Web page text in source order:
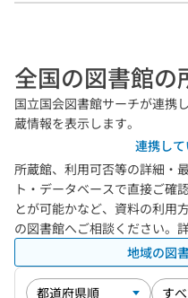
全国の図書館の
国立国会図書館サーチが連携
蔵情報を表示します。
連携し
所蔵館、利用可否等の詳細・
ト・データベースで直接ご確
とが可能かなど、資料の利用
の図書館へご相談ください。
地域の図